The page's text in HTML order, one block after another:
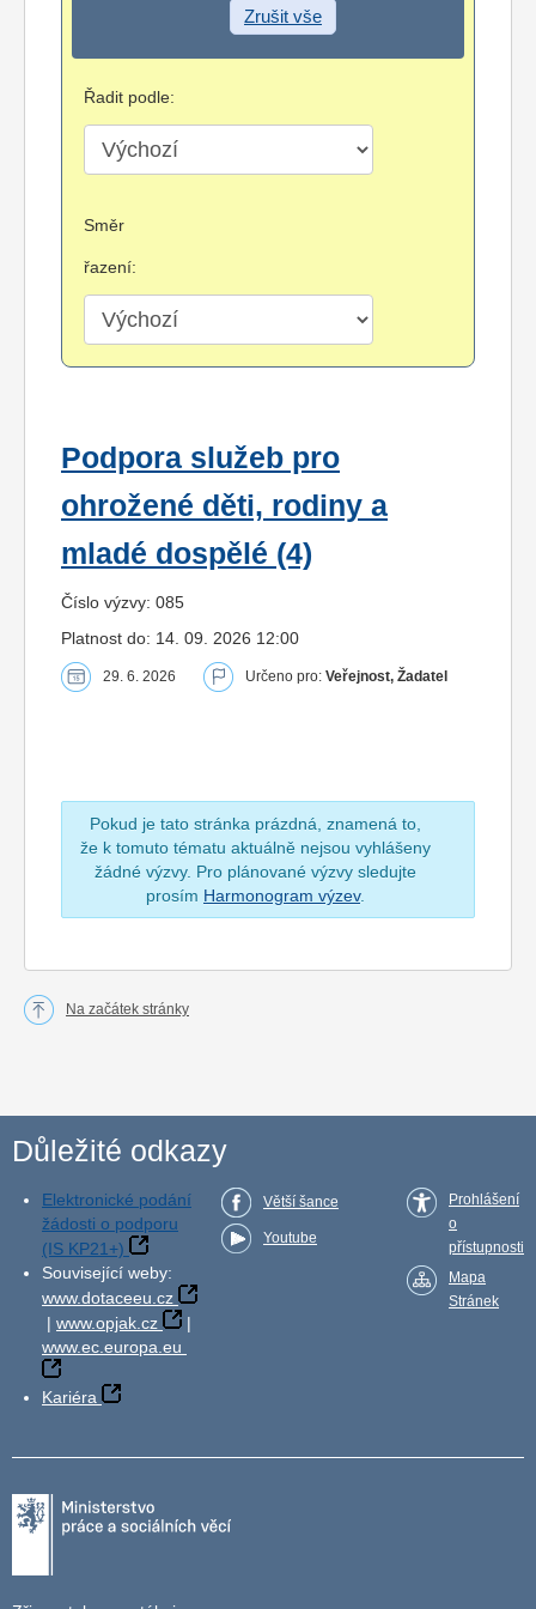
Zrušit vše
Řadit podle:
Směr
řazení:
Podpora služeb pro
ohrožené děti, rodiny a
mladé dospělé (4)
Číslo výzvy: 085
Platnost do: 14. 09. 2026 12:00
29. 6. 2026 Určeno pro: Veřejnost, Žadatel
Pokud je tato stránka prázdná, znamená to,
že k tomuto tématu aktuálně nejsou vyhlášeny
žádné výzvy. Pro plánované výzvy sledujte
prosím Harmonogram výzev.
Na začátek stránky
Důležité odkazy
Elektronické podání
žádosti o podporu
(IS KP21+)
Související weby:
www.dotaceeu.cz
| www.opjak.cz
|
www.ec.europa.eu
Kariéra
Větší šance
Youtube
Prohlášení
o
přístupnosti
Mapa
Stránek